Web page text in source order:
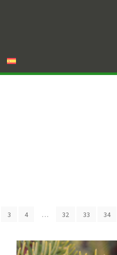
3 4 … 32 33 34